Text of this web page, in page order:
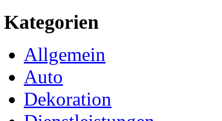
Kategorien
Allgemein
Auto
Dekoration